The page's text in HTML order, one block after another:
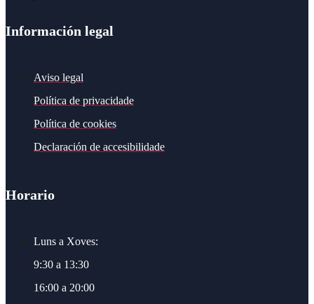
Información legal
Aviso legal
Política de privacidade
Política de cookies
Declaración de accesibilidade
Horario
Luns a Xoves:
9:30 a 13:30
16:00 a 20:00